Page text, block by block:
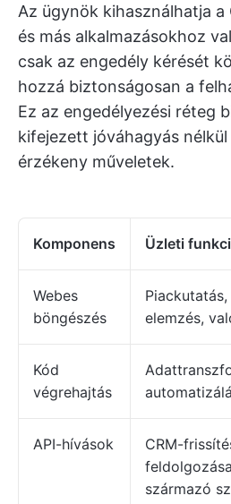
Az ügynök kihasználhatja a
és más alkalmazásokhoz
csak az engedély kérését
hozzá biztonságosan a
Ez az engedélyezési réteg
kifejezett jóváhagyás
érzékeny műveletek.
Komponens Üzleti
Webes
böngészés
elemzés,
Kód
végrehajtás
API-hívások
CRM-
származó